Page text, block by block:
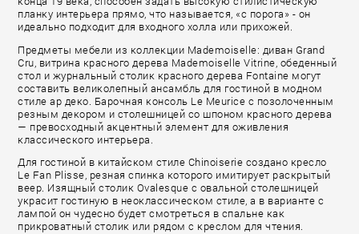
планку интерьера прямо, что называется, «с порога» - он
идеально подходит для входного холла или прихожей.
Предметы мебели из коллекции Mademoiselle: диван Grand
Cru, витрина красного дерева Mademoiselle Vitrine, обеденный
стол и журнальный столик красного дерева Fontaine могут
составить великолепный ансамбль для гостиной в модном
стиле ар деко. Барочная консоль Le Meurice с позолоченным
резным декором и столешницей со шпоном красного дерева
— превосходный акцентный элемент для оживления
классического интерьера.
Для гостиной в китайском стиле Chinoiserie создано кресло
Le Fan Plisse, резная спинка которого имитирует раскрытый
веер. Изящный столик Ovalesque с овальной столешницей
украсит гостиную в неоклассическом стиле, а в варианте с
лампой он чудесно будет смотреться в спальне как
прикроватный столик или рядом с креслом для чтения.